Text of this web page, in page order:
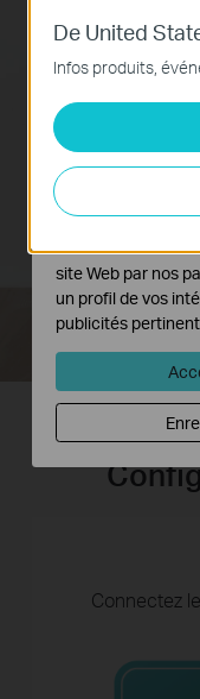
Plug
Connectez
De United
Infos produits,
Cookies basiques
Ces cookies sont
site Web et ne
Cookies d'analyse
Les cookies
activités sur notre
fonctionnalités de
Les cookies
site Web par nos
un profil de vos
publicités